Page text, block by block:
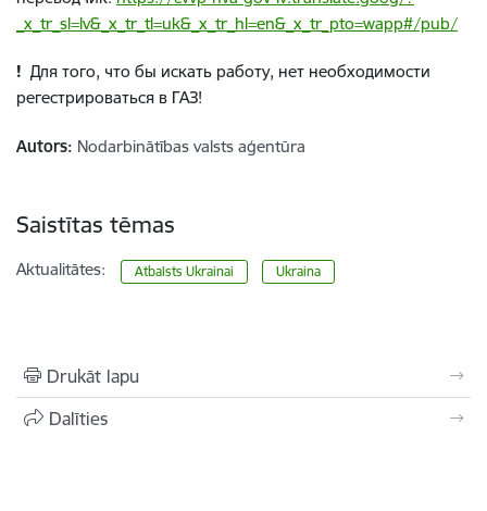
_x_tr_sl=lv&_x_tr_tl=uk&_x_tr_hl=en&_x_tr_pto=wapp#/pub/
! Для того, что бы искать работу, нет необходимости
регестрироваться в ГАЗ!
Autors: Nodarbinātības valsts aģentūra
Saistītas tēmas
Aktualitātes: Atbalsts Ukrainai Ukraina
Drukāt lapu
Dalīties